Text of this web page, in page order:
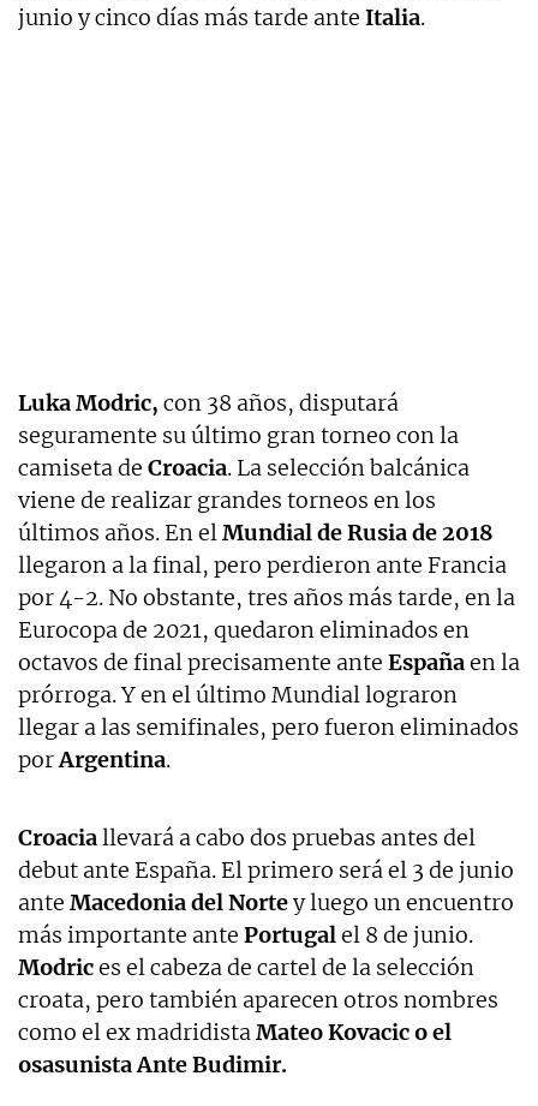
junio y cinco días más tarde ante Italia.
Luka Modric, con 38 años, disputará
seguramente su último gran torneo con la
camiseta de Croacia. La selección balcánica
viene de realizar grandes torneos en los
últimos años. En elMundial de Rusia de 2018
llegaron a la final, pero perdieron ante Francia
por 4-2. No obstante, tres años más tarde, en la
Eurocopa de 2021, quedaron eliminados en
octavos de final precisamente ante Españaen la
prórroga. Y en el último Mundial lograron
llegar a las semifinales, pero fueron eliminados
porArgentina.
Croaciallevará a cabo dos pruebas antes del
debut ante España. El primero será el 3 de junio
ante Macedonia del Nortey luego un encuentro
más importante ante Portugalel 8 de junio.
Modrices el cabeza de cartel de la selección
croata, pero también aparecen otros nombres
como el ex madridistaMateo Kovacic o el
osasunista Ante Budimir.